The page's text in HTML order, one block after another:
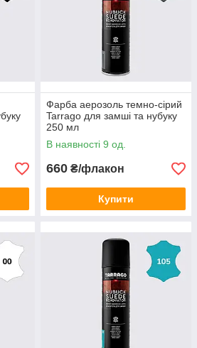
Фарба аерозоль темно-сірий
Tarrago для замші та нубуку
250 мл
В наявності 9 од.
660 ₴/флакон
Купити